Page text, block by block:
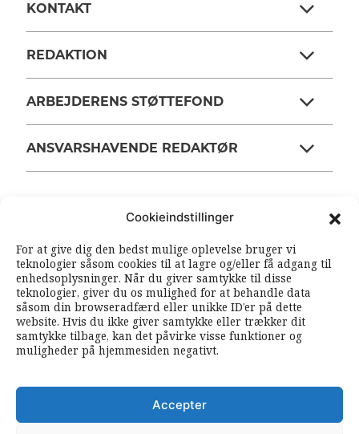
Cookieindstillinger
For at give dig den bedst mulige oplevelse bruger vi
teknologier såsom cookies til at lagre og/eller få adgang til
enhedsoplysninger. Når du giver samtykke til disse
teknologier, giver du os mulighed for at behandle data
såsom din browseradfærd eller unikke ID’er på dette
website. Hvis du ikke giver samtykke eller trækker dit
samtykke tilbage, kan det påvirke visse funktioner og
muligheder på hjemmesiden negativt.
Accepter
KONTAKT
REDAKTION
ARBEJDERENS STØTTEFOND
ANSVARSHAVENDE REDAKTØR
SOUNDCLOUD RSS FEEDS
FØLG ARBEJDEREN
| |